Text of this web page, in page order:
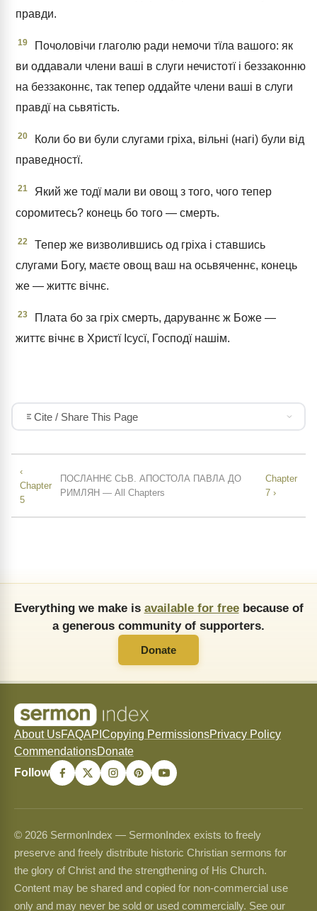
правди.
19
Почоловічи глаголю ради немочи тїла вашого: як
ви оддавали члени ваші в слуги нечистотї і беззаконню
на беззаконнє, так тепер оддайте члени ваші в слуги
правдї на сьвятість.
20
Коли бо ви були слугами гріха, вільні (нагі) були від
праведностї.
21
Який же тодї мали ви овощ з того, чого тепер
соромитесь? конець бо того — смерть.
22
Тепер же визволившись од гріха і ставшись
слугами Богу, маєте овощ ваш на осьвяченнє, конець
же — життє вічнє.
23
Плата бо за гріх смерть, даруваннє ж Боже —
життє вічнє в Христї Ісусї, Господї нашім.
Cite / Share This Page
‹
Chapter
5
ПОСЛАННЄ СЬВ. АПОСТОЛА ПАВЛА ДО
РИМЛЯН — All Chapters
Chapter
7 ›
Everything we make is available for freebecause of
a generous community of supporters.
Donate
About UsFAQAPI Copying PermissionsPrivacy Policy
CommendationsDonate
Follow
© 2026 SermonIndex — SermonIndex exists to freely
preserve and freely distribute historic Christian sermons for
the glory of Christ and the strengthening of His Church.
Content may be shared and copied for non-commercial use
only and may never be sold or used commercially. See our